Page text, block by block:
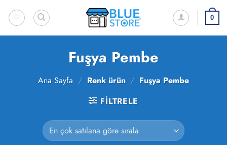
atla
0
Fuşya Pembe
Ana Sayfa / Renk ürün / Fuşya Pembe
FILTRELE